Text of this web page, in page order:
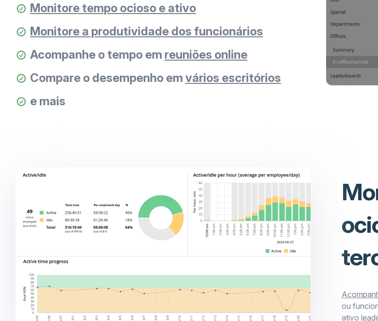
Monitore tempo ocioso e ativo
Monitore a produtividade dos funcionários
Acompanhe o tempo em reuniões online
Compare o desempenho em vários escritórios
e mais
ou
ativo